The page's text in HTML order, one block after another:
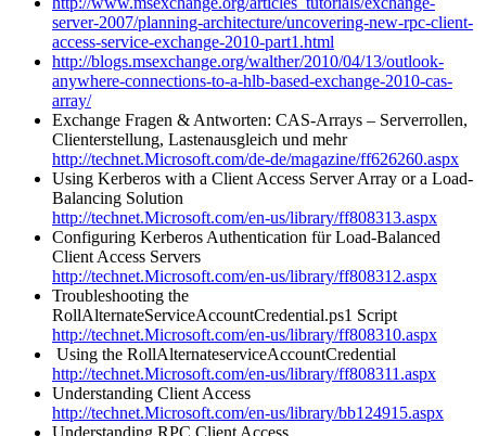
server-2007/planning-architecture/uncovering-new-rpc-client-
access-service-exchange-2010-part1.html
http://blogs.msexchange.org/walther/2010/04/13/outlook-
anywhere-connections-to-a-hlb-based-exchange-2010-cas-
array/
Exchange Fragen & Antworten: CAS-Arrays – Serverrollen,
Clienterstellung, Lastenausgleich und mehr
http://technet.Microsoft.com/de-de/magazine/ff626260.aspx
Using Kerberos with a Client Access Server Array or a Load-
Balancing Solution
http://technet.Microsoft.com/en-us/library/ff808313.aspx
Configuring Kerberos Authentication für Load-Balanced
Client Access Servers
http://technet.Microsoft.com/en-us/library/ff808312.aspx
Troubleshooting the
RollAlternateServiceAccountCredential.ps1 Script
http://technet.Microsoft.com/en-us/library/ff808310.aspx
Using the RollAlternateserviceAccountCredential
http://technet.Microsoft.com/en-us/library/ff808311.aspx
Understanding Client Access
http://technet.Microsoft.com/en-us/library/bb124915.aspx